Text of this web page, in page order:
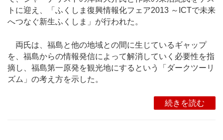
トに迎え、「ふくしま復興情報化フェア2013 ～ICTで未来
へつなぐ新生ふくしま」が行われた。
両氏は、福島と他の地域との間に生じているギャップ
を、福島からの情報発信によって解消していく必要性を指
摘し、福島第一原発を観光地にするという「ダークツーリ
ズム」の考え方を示した。
続きを読む